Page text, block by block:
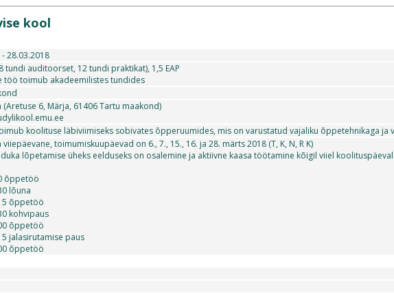
kool
28.03.2018
tundi auditoorset, 12 tundi praktikat), 1,5 EAP
töö toimub akadeemilistes tundides
(Aretuse 6, Märja, 61406 Tartu maakond)
koolituse läbiviimiseks sobivates õpperuumides, mis on varustatud vajaliku õppetehnikaga ja
toimumiskuupäevad on 6., 7., 15., 16. ja 28. märts 2018 (T, K, N, R K)
lõpetamise üheks eelduseks on osalemine ja aktiivne kaasa töötamine kõigil viiel koolituspäeval.
õppetöö
lõuna
õppetöö
kohvipaus
õppetöö
jalasirutamise paus
õppetöö